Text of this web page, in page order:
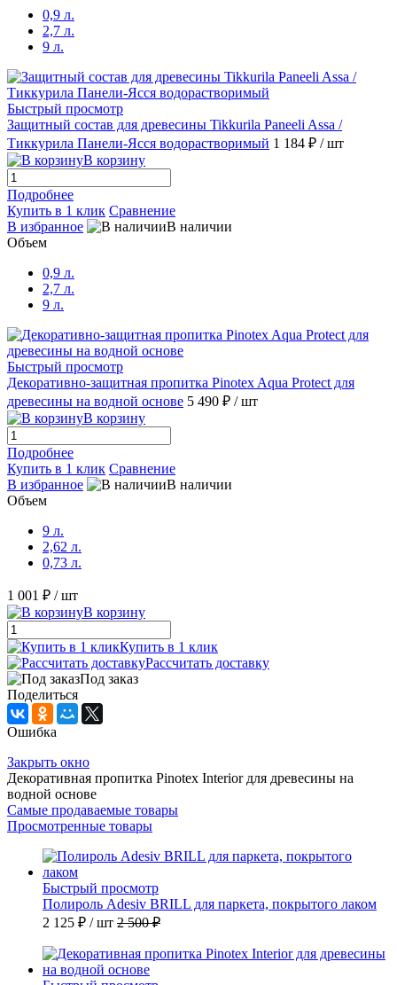
0,9 л.
2,7 л.
9 л.
Быстрый просмотр
Защитный состав для древесины Tikkurila Paneeli Assa /
Тиккурила Панели-Ясся водорастворимый 1 184 ₽ / шт
В корзину
Подробнее
Купить в 1 клик Сравнение
В избранное
В наличии
Объем
0,9 л.
2,7 л.
9 л.
Быстрый просмотр
Декоративно-защитная пропитка Pinotex Aqua Protect для
древесины на водной основе 5 490 ₽ / шт
В корзину
Подробнее
Купить в 1 клик Сравнение
В избранное
В наличии
Объем
9 л.
2,62 л.
0,73 л.
1 001 ₽ / шт
В корзину
Купить в 1 клик
Рассчитать доставку
Под заказ
Поделиться
Ошибка
Закрыть окно
Декоративная пропитка Pinotex Interior для древесины на
водной основе
Самые продаваемые товары
Просмотренные товары
Быстрый просмотр
Полироль Adesiv BRILL для паркета, покрытого лаком
2 125 ₽ / шт 2 500 ₽